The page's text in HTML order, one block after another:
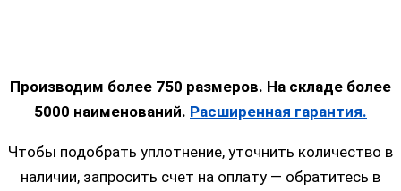
Производим более 750 размеров. На складе более
5000 наименований. Расширенная гарантия.
Чтобы подобрать уплотнение, уточнить количество в
наличии, запросить счет на оплату — обратитесь в